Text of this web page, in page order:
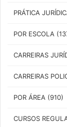
PRÁTICA
POR ESCOLA
CARREIRAS
CARREIRAS
POR ÁREA (910)
CURSOS